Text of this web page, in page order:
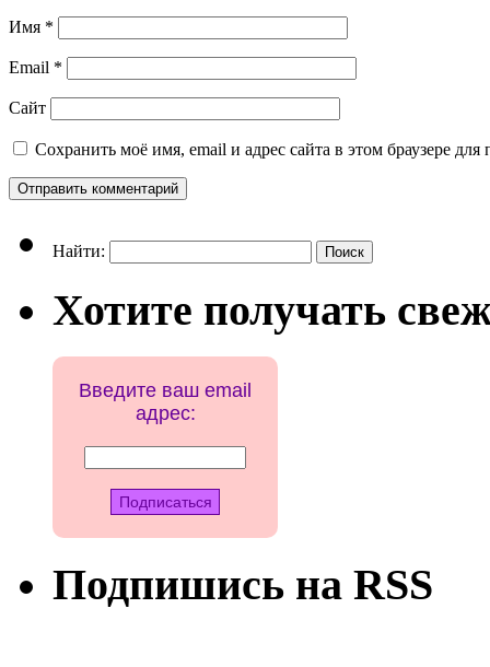
Имя *
Email *
Сайт
Сохранить моё имя, email и адрес сайта в этом браузере
Найти:
Хотите получать
Введите ваш email
адрес:
Подпишись на RSS